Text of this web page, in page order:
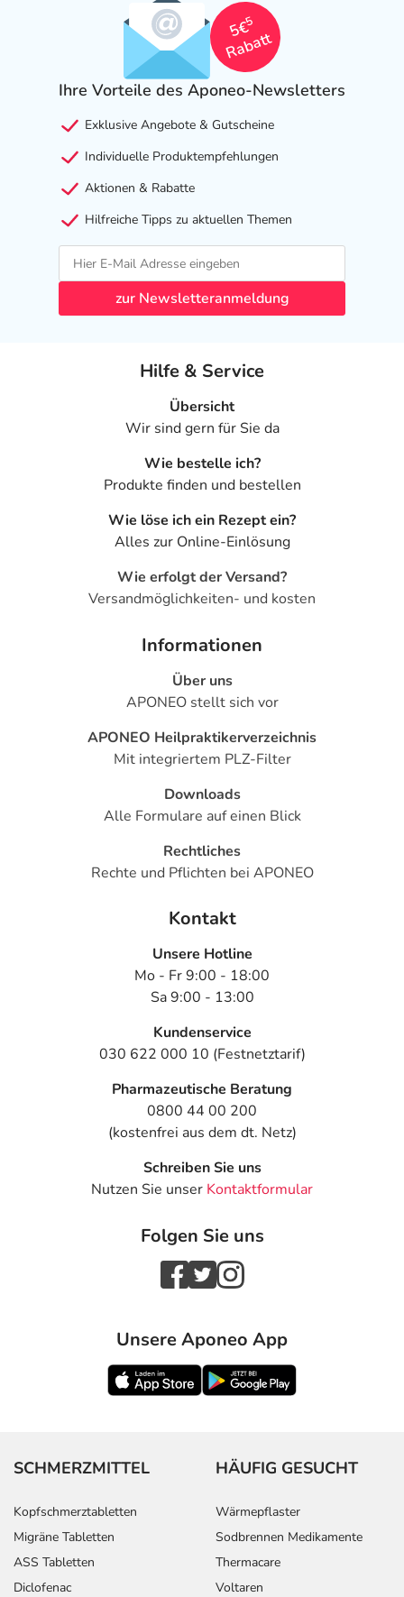
5€
5
Rabatt
Ihre Vorteile des Aponeo-Newsletters
Exklusive Angebote & Gutscheine
Individuelle Produktempfehlungen
Aktionen & Rabatte
Hilfreiche Tipps zu aktuellen Themen
zur Newsletteranmeldung
Hilfe & Service
Übersicht
Wir sind gern für Sie da
Wie bestelle ich?
Produkte finden und bestellen
Wie löse ich ein Rezept ein?
Alles zur Online-Einlösung
Wie erfolgt der Versand?
Versandmöglichkeiten- und kosten
Informationen
Über uns
APONEO stellt sich vor
APONEO Heilpraktikerverzeichnis
Mit integriertem PLZ-Filter
Downloads
Alle Formulare auf einen Blick
Rechtliches
Rechte und Pflichten bei APONEO
Kontakt
Unsere Hotline
Mo - Fr 9:00 - 18:00
Sa 9:00 - 13:00
Kundenservice
030 622 000 10 (Festnetztarif)
Pharmazeutische Beratung
0800 44 00 200
(kostenfrei aus dem dt. Netz)
Schreiben Sie uns
Nutzen Sie unser Kontaktformular
Folgen Sie uns
Unsere Aponeo App
SCHMERZMITTEL
Kopfschmerztabletten
Migräne Tabletten
ASS Tabletten
Diclofenac
HÄUFIG GESUCHT
Wärmepflaster
Sodbrennen Medikamente
Thermacare
Voltaren